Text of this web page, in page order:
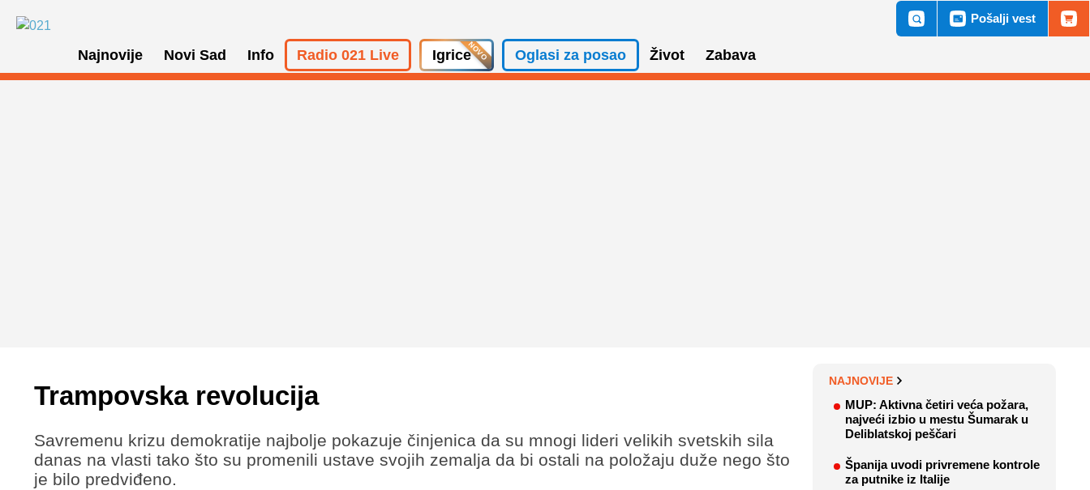
Najnovije Novi Sad Info Radio 021 Live Igrice Oglasi za posao Život Zabava
Pošalji vest
Trampovska revolucija
Savremenu krizu demokratije najbolje pokazuje činjenica da su mnogi lideri velikih svetskih sila
danas na vlasti tako što su promenili ustave svojih zemalja da bi ostali na položaju duže nego što
je bilo predviđeno.
NAJNOVIJE
MUP: Aktivna četiri veća požara,
najveći izbio u mestu Šumarak u
Deliblatskoj peščari
Španija uvodi privremene kontrole
za putnike iz Italije